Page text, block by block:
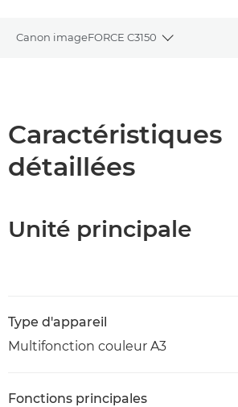
Canon imageFORCE C3150
Toggle
Assistance
Caractéristiques
détaillées
Unité principale
Type d'appareil
Multifonction couleur A3
Fonctions principales